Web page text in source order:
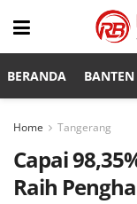
BERANDA BANTEN
Home Tangerang
Capai
Raih